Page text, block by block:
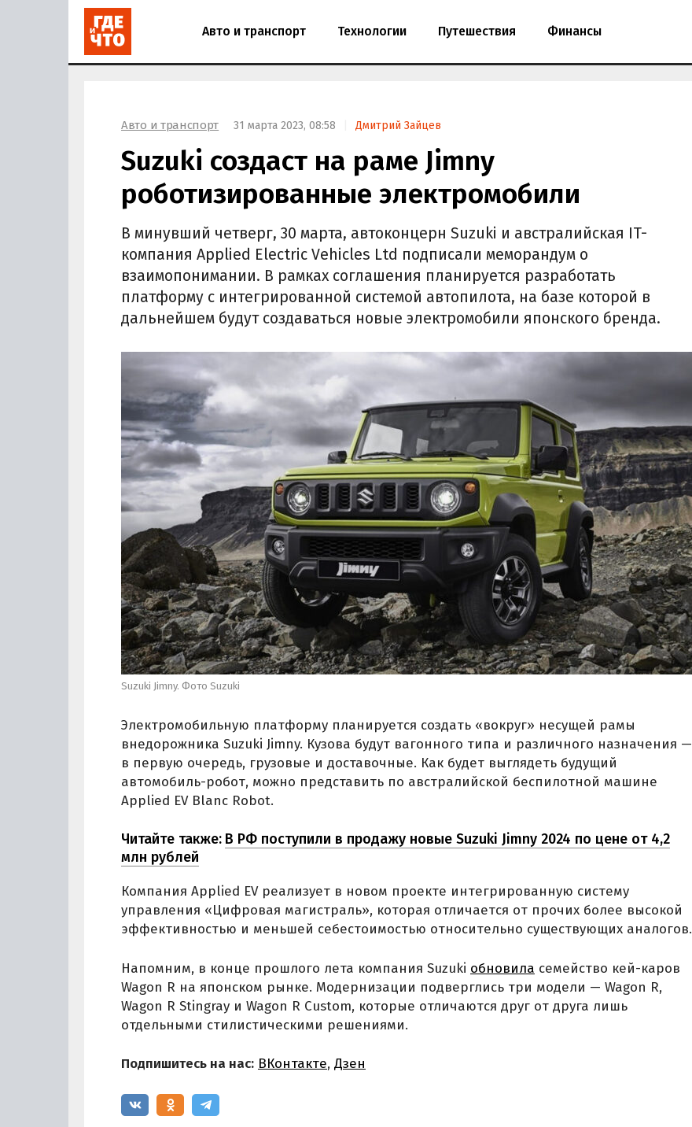
Авто и транспорт Технологии Путешествия Финансы
Авто и транспорт 31 марта 2023, 08:58 Дмитрий Зайцев
Suzuki создаст на раме Jimny
роботизированные электромобили
В минувший четверг, 30 марта, автоконцерн Suzuki и австралийская IT-
компания Applied Electric Vehicles Ltd подписали меморандум о
взаимопонимании. В рамках соглашения планируется разработать
платформу с интегрированной системой автопилота, на базе которой в
дальнейшем будут создаваться новые электромобили японского бренда.
Suzuki Jimny. Фото Suzuki
Электромобильную платформу планируется создать «вокруг» несущей рамы
внедорожника Suzuki Jimny. Кузова будут вагонного типа и различного назначения —
в первую очередь, грузовые и доставочные. Как будет выглядеть будущий
автомобиль-робот, можно представить по австралийской беспилотной машине
Applied EV Blanc Robot.
Читайте также: В РФ поступили в продажу новые Suzuki Jimny 2024 по цене от 4,2
млн рублей
Компания Applied EV реализует в новом проекте интегрированную систему
управления «Цифровая магистраль», которая отличается от прочих более высокой
эффективностью и меньшей себестоимостью относительно существующих аналогов.
Напомним, в конце прошлого лета компания Suzuki обновила семейство кей-каров
Wagon R на японском рынке. Модернизации подверглись три модели — Wagon R,
Wagon R Stingray и Wagon R Custom, которые отличаются друг от друга лишь
отдельными стилистическими решениями.
Подпишитесь на нас: ВКонтакте, Дзен